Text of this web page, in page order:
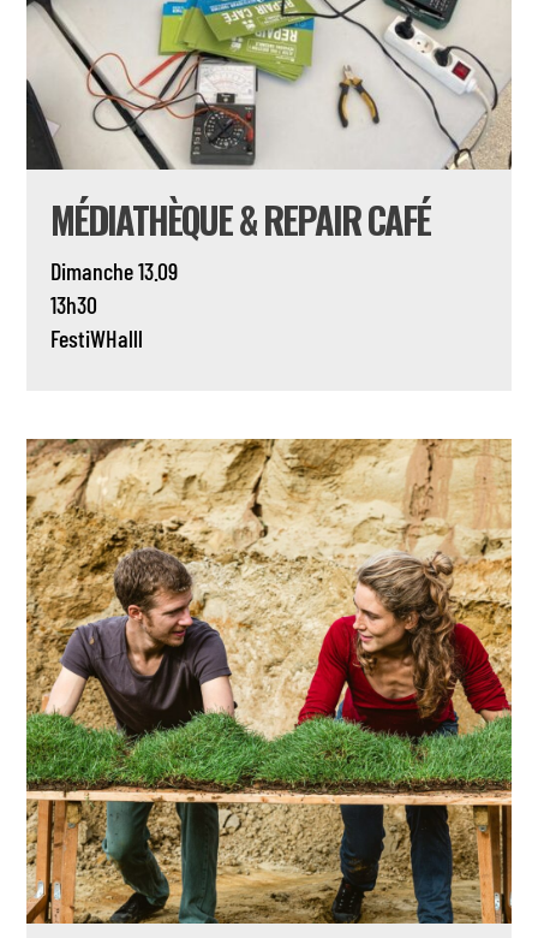
MÉDIATHÈQUE & REPAIR CAFÉ
Dimanche 13.09
13h30
FestiWHalll